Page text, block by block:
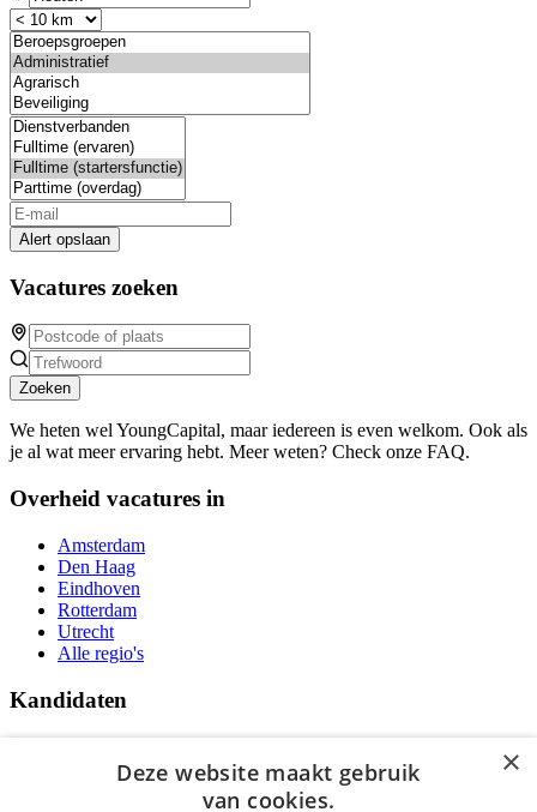
Alert opslaan
Vacatures zoeken
Zoeken
We heten wel YoungCapital, maar iedereen is even welkom. Ook als
je al wat meer ervaring hebt. Meer weten? Check onze FAQ.
Overheid vacatures in
Amsterdam
Den Haag
Eindhoven
Rotterdam
Utrecht
Alle regio's
Kandidaten
Vacatures
×
Deze website maakt gebruik
van cookies.